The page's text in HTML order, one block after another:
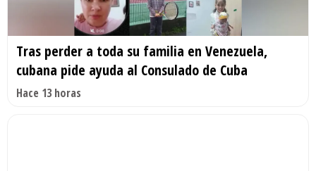
Tras perder a toda su familia en Venezuela,
cubana pide ayuda al Consulado de Cuba
Hace 13 horas